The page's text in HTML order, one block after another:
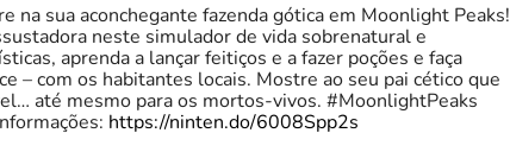
na sua aconchegante fazenda gótica em Moonlight Peaks!
neste simulador de vida sobrenatural e
aprenda a lançar feitiços e a fazer poções e faça
– com os habitantes locais. Mostre ao seu pai cético que
até mesmo para os mortos-vivos. #MoonlightPeaks
https://ninten.do/6008Spp2s